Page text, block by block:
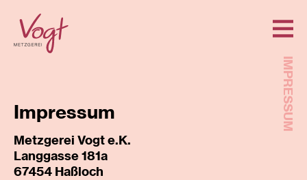
IMPRESSUM
Impressum
Metzgerei Vogt e.K.
Langgasse 181a
67454 Haßloch